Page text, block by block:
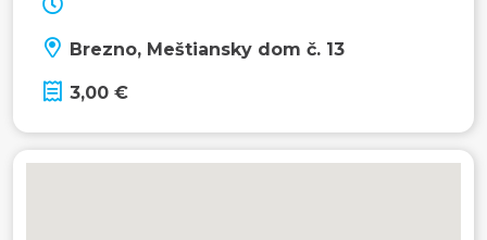
Brezno, Meštiansky dom č. 13
3,00 €